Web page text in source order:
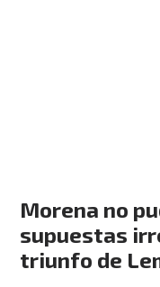
Morena no
supuestas
triunfo de